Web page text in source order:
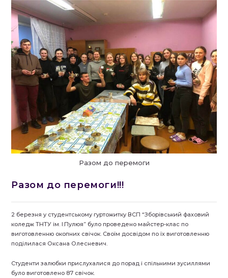
Разом до перемоги
Разом до перемоги!!!
2 березня у студентському гуртожитку ВСП “Зборівський фаховий
коледж ТНТУ ім. І.Пулюя” було проведено майстер-клас по
виготовленню окопних свічок. Своїм досвідом по їх виготовленню
поділилася Оксана Олесневич.
Студенти залюбки прислухалися до порад і спільними зусиллями
було виготовлено 87 свічок.